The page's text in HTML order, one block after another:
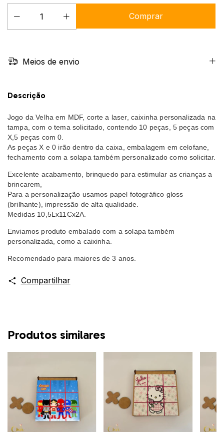
Meios de envio
Descrição
Jogo da Velha em MDF, corte a laser, caixinha personalizada na
tampa, com o tema solicitado, contendo 10 peças, 5 peças com
X,5 peças com 0.
As peças X e 0 irão dentro da caixa, embalagem em celofane,
fechamento com a solapa também personalizado como solicitar.
Excelente acabamento, brinquedo para estimular as crianças a
brincarem,
Para a personalização usamos papel fotográfico gloss
(brilhante), impressão de alta qualidade.
Medidas 10,5Lx11Cx2A.
Enviamos produto embalado com a solapa também
personalizada, como a caixinha.
Recomendado para maiores de 3 anos.
Compartilhar
Produtos similares